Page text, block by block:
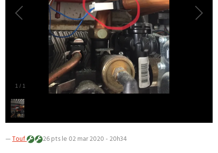
1 / 1
—Touf 26 ptsle 02 mar 2020 - 20h34